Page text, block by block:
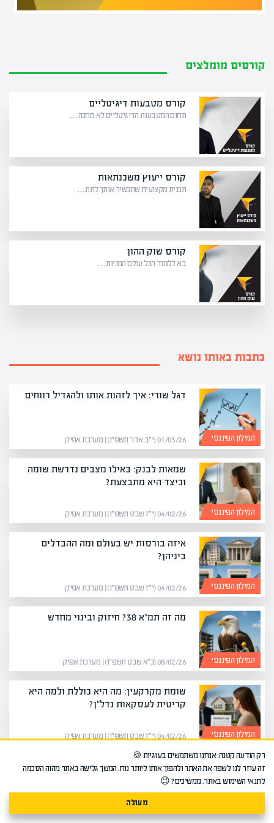
קורסים מומלצים
קורס מטבעות דיגיטליים
תחום המטבעות הדיגיטליים לא מחכה…
קורס ייעוץ משכנתאות
תכנית מקצועית שתכשיר אותך לתת…
קורס שוק ההון
בא ללמוד הכל עולם המניות…
כתבות באותו נושא
המילון הפיננסי
דגל שורי: איך לזהות אותו ולהגדיל רווחים
01/03/26 (י״ב אדר תשפ״ו) | מערכת אפיק
המילון הפיננסי
שמאות לבנק: באילו מצבים נדרשת שומה
וכיצד היא מתבצעת?
04/02/26 (י״ז שבט תשפ״ו) | מערכת אפיק
המילון הפיננסי
איזה בורסות יש בעולם ומה ההבדלים
ביניהן?
04/02/26 (י״ז שבט תשפ״ו) | מערכת אפיק
המילון הפיננסי
מה זה תמ"א 38? חיזוק ובינוי מחדש
08/02/26 (כ״א שבט תשפ״ו) | מערכת אפיק
המילון הפיננסי
שומת מקרקעין: מה היא כוללת ולמה היא
קריטית לעסקאות נדל"ן?
04/02/26 (י״ז שבט תשפ״ו) | מערכת אפיק
היפוך תפקידים: מה זה Role Reversal
וכיצד להשתמש בו
רק הודעה קטנה: אנחנו משתמשים בעוגיות 🍪
זה עוזר לנו לשפר את האתר ולהפוך אותו ליותר נוח. המשך גלישה באתר מהוה הסכמה
לתנאי השימוש באתר. ממשיכים? 😉
מעולה